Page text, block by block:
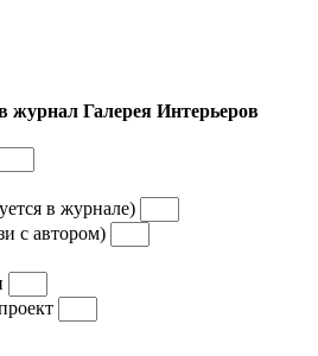
журнал Галерея Интерьеров
в журнале)
с автором)